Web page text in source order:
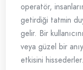
operatör,
getirdiği tatmin
gelir. Bir
veya güzel bir
etkisini hissederler.